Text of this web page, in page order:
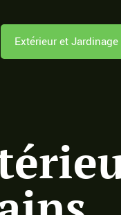
Extérieur et Jardinage